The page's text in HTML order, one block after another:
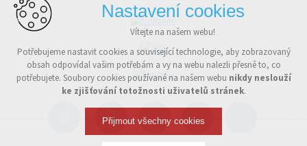
Nastavení cookies
Vítejte na našem webu!
Potřebujeme nastavit cookies a související technologie, aby zobrazovaný
obsah odpovídal vašim potřebám a vy na webu nalezli přesně to, co
potřebujete. Soubory cookies používané na našem webu nikdy neslouží
ke zjišťování totožnosti uživatelů stránek.
Přijmout všechny cookies